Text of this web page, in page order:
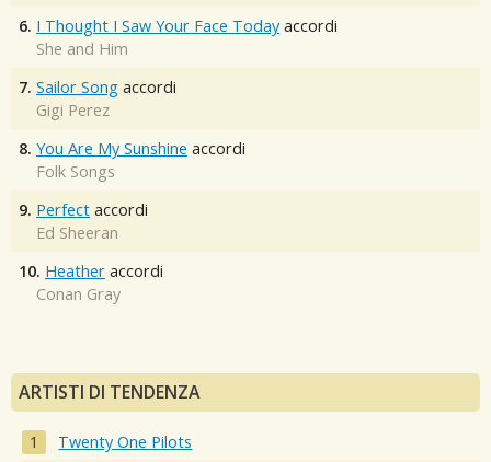
6. I Thought I Saw Your Face Today accordi
She and Him
7. Sailor Song accordi
Gigi Perez
8. You Are My Sunshine accordi
Folk Songs
9. Perfect accordi
Ed Sheeran
10. Heather accordi
Conan Gray
ARTISTI DI TENDENZA
Twenty One Pilots